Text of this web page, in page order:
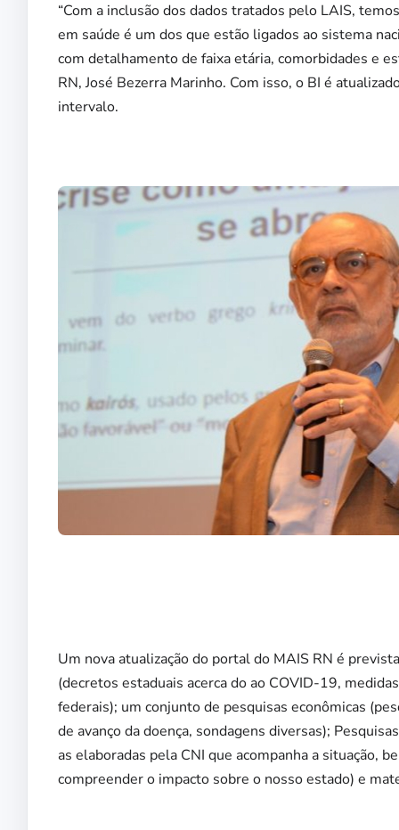
“Com a inclusão dos dados tratados pelo LAIS,
em saúde é um dos que estão ligados ao sistema
com detalhamento de faixa etária, comorbidades e
RN, José Bezerra Marinho. Com isso, o BI é
intervalo.
Um nova atualização do portal do MAIS RN é
(decretos estaduais acerca do ao COVID-19,
federais); um conjunto de pesquisas econômicas
de avanço da doença, sondagens diversas);
as elaboradas pela CNI que acompanha a situação,
compreender o impacto sobre o nosso estado) e